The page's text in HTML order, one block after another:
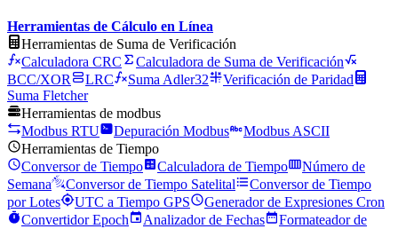
Herramientas de Cálculo en Línea
Herramientas de Suma de Verificación
Calculadora CRC
Calculadora de Suma de Verificación
BCC/XOR
LRC Suma Adler32
Verificación de Paridad
Suma Fletcher
Herramientas de modbus
Modbus RTU
Depuración Modbus
Modbus ASCII
Herramientas de Tiempo
Conversor de Tiempo
Calculadora de Tiempo
Número de
Semana
Conversor de Tiempo Satelital
Conversor de Tiempo
por Lotes
UTC a Tiempo GPS
Generador de Expresiones Cron
Convertidor Epoch
Analizador de Fechas
Formateador de